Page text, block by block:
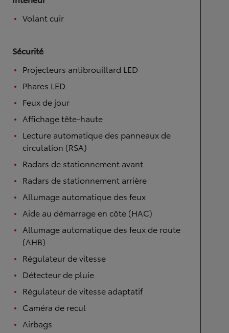
Volant cuir
Sécurité
Projecteurs antibrouillard LED
Phares LED
Feux de jour
Affichage tête-haute
Lecture automatique des panneaux de
circulation (RSA)
Radars de stationnement avant
Radars de stationnement arrière
Allumage automatique des feux
Aide au démarrage en côte (HAC)
Allumage automatique des feux de route
(AHB)
Régulateur de vitesse
Détecteur de pluie
Régulateur de vitesse adaptatif
Caméra de recul
Airbags